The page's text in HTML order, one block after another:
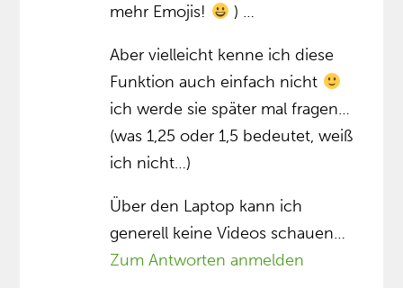
mehr Emojis!
) …
Aber vielleicht kenne ich diese
Funktion auch einfach nicht
ich werde sie später mal fragen…
(was 1,25 oder 1,5 bedeutet, weiß
ich nicht…)
Über den Laptop kann ich
generell keine Videos schauen…
Zum Antworten anmelden